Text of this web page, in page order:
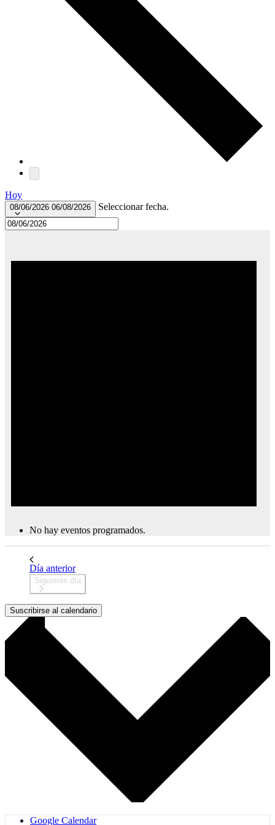
Hoy
08/06/2026 06/08/2026 Seleccionar fecha.
No hay eventos programados.
Día anterior
Siguiente día
Suscribirse al calendario
Google Calendar